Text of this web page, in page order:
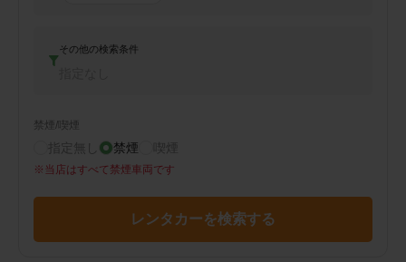
その他の検索条件
禁煙/喫煙
指定無し 禁煙 喫煙
※ 当店はすべて禁煙車両です
レンタカーを検索する